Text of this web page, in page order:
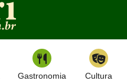
Gastronomia Cultura